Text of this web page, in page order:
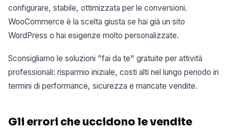
configurare, stabile, ottimizzata per le conversioni.
WooCommerce è la scelta giusta se hai già un sito
WordPress o hai esigenze molto personalizzate.
Sconsigliamo le soluzioni "fai da te" gratuite per attività
professionali: risparmio iniziale, costi alti nel lungo periodo in
termini di performance, sicurezza e mancate vendite.
Gli errori che uccidono le vendite